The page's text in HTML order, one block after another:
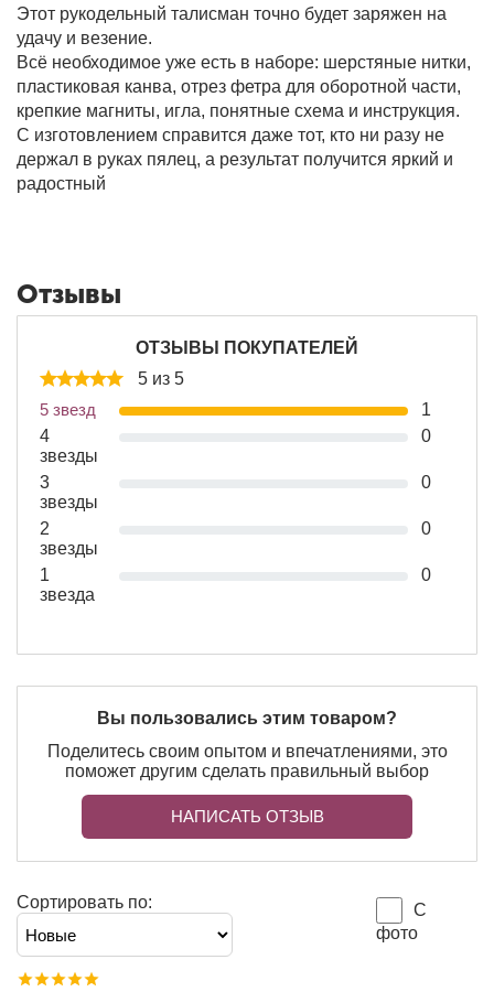
Этот рукодельный талисман точно будет заряжен на
удачу и везение.
Всё необходимое уже есть в наборе: шерстяные нитки,
пластиковая канва, отрез фетра для оборотной части,
крепкие магниты, игла, понятные схема и инструкция.
С изготовлением справится даже тот, кто ни разу не
держал в руках пялец, а результат получится яркий и
радостный
Отзывы
ОТЗЫВЫ ПОКУПАТЕЛЕЙ
5 из 5
5 звезд
1
4
звезды
0
3
звезды
0
2
звезды
0
1
звезда
0
Вы пользовались этим товаром?
Поделитесь своим опытом и впечатлениями, это
поможет другим сделать правильный выбор
НАПИСАТЬ ОТЗЫВ
Сортировать по:
С
фото